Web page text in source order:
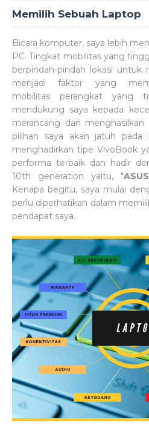
Memilih Sebuah Laptop
Bicara komputer, saya lebih
PC. Tingkat mobilitas yang
berpindah-pindah lokasi
menjadi faktor yang
mobilitas perangkat yang
mendukung saya kepada
merancang dan
pilihan saya akan jatuh pada
menghadirkan tipe VivoBook
performa terbaik dan hadir
10th generation yaitu, "
Kenapa begitu, saya mulai
perlu diperhatikan dalam
pendapat saya.